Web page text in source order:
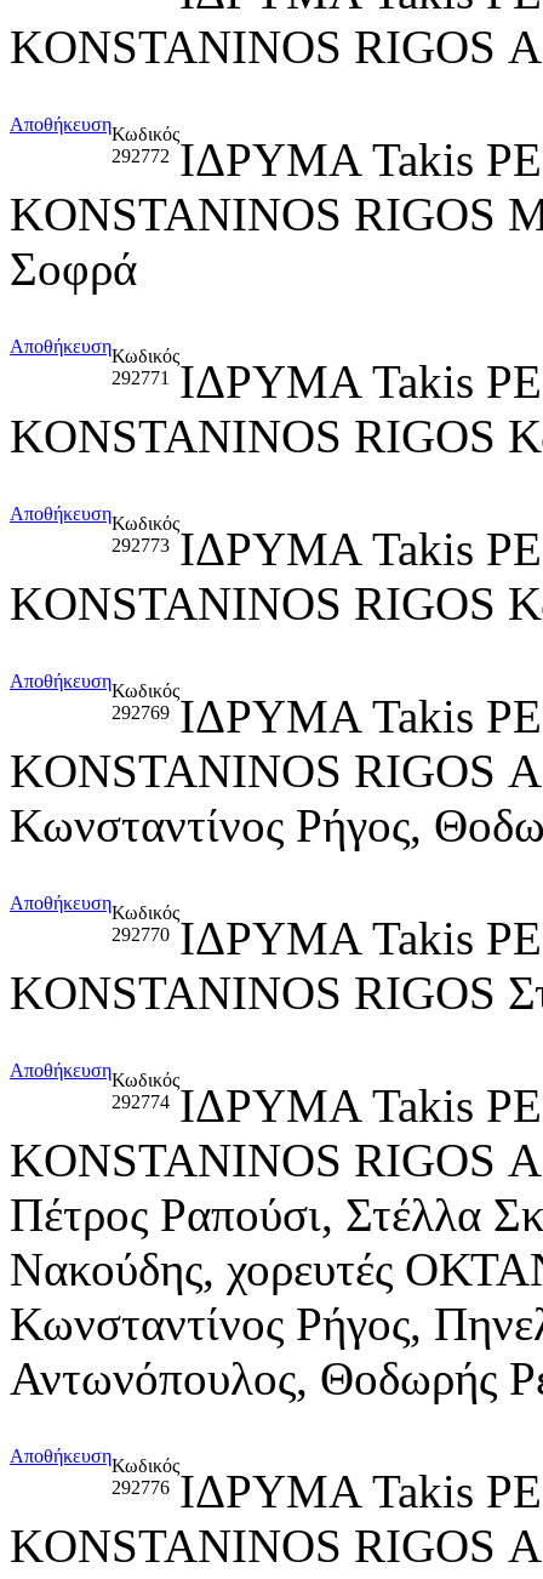
KONSTANINOS
ΑποθήκευσηΚωδικός
292772 ΙΔΡΥΜΑ Takis
KONSTANINOS RIGOS
Σοφρά
ΑποθήκευσηΚωδικός
292771
ΙΔΡΥΜΑ Takis
KONSTANINOS RIGOS
ΑποθήκευσηΚωδικός
292773 ΙΔΡΥΜΑ Takis
KONSTANINOS RIGOS
ΑποθήκευσηΚωδικός
292769 ΙΔΡΥΜΑ Takis
KONSTANINOS
Κωνσταντίνος Ρήγος,
ΑποθήκευσηΚωδικός
292770 ΙΔΡΥΜΑ Takis
KONSTANINOS RIGOS
ΑποθήκευσηΚωδικός
292774 ΙΔΡΥΜΑ Takis
KONSTANINOS
Πέτρος Ραπούσι, Στέλλα
Νακούδης, χορευτές
Κωνσταντίνος Ρήγος,
Αντωνόπουλος, Θοδωρής
ΑποθήκευσηΚωδικός
292776 ΙΔΡΥΜΑ Takis
KONSTANINOS RIGOS